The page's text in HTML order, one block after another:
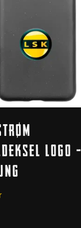
Logo –